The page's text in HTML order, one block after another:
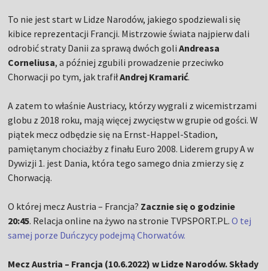
To nie jest start w Lidze Narodów, jakiego spodziewali się
kibice reprezentacji Francji. Mistrzowie świata najpierw dali
odrobić straty Danii za sprawą dwóch goliAndreasa
Corneliusa, a później zgubili prowadzenie przeciwko
Chorwacji po tym, jak trafiłAndrej Kramarić.
A zatem to właśnie Austriacy, którzy wygrali z wicemistrzami
globu z 2018 roku, mają więcej zwycięstw w grupie od gości. W
piątek mecz odbędzie się na Ernst-Happel-Stadion,
pamiętanym chociażby z finału Euro 2008. Liderem grupy A w
Dywizji 1. jest Dania, która tego samego dnia zmierzy się z
Chorwacją.
O której mecz Austria – Francja? Zacznie się o godzinie
20:45. Relacja online na żywo na stronie TVPSPORT.PL.O tej
samej porze Duńczycy podejmą Chorwatów.
Mecz Austria – Francja (10.6.2022) w Lidze Narodów. Składy